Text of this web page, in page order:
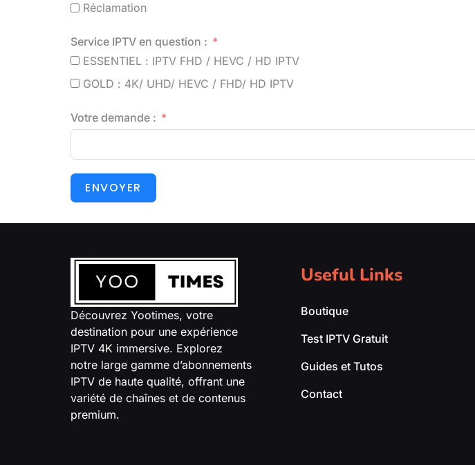
Réclamation
Service IPTV en question :
ESSENTIEL : IPTV FHD / HEVC / HD IPTV
GOLD : 4K/ UHD/ HEVC / FHD/ HD IPTV
Votre demande :
ENVOYER
Découvrez Yootimes, votre
destination pour une expérience
IPTV 4K immersive. Explorez
notre large gamme d’abonnements
IPTV de haute qualité, offrant une
variété de chaînes et de contenus
premium.
Useful Links
Boutique
Test IPTV Gratuit
Guides et Tutos
Contact